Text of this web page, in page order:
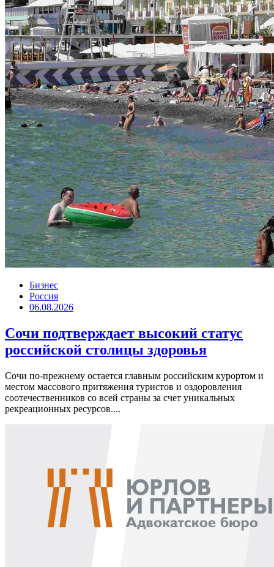
Бизнес
Россия
06.08.2026
Сочи подтверждает высокий статус
российской столицы здоровья
Сочи по-прежнему остается главным российским курортом и
местом массового притяжения туристов и оздоровления
соотечественников со всей страны за счет уникальных
рекреационных ресурсов....